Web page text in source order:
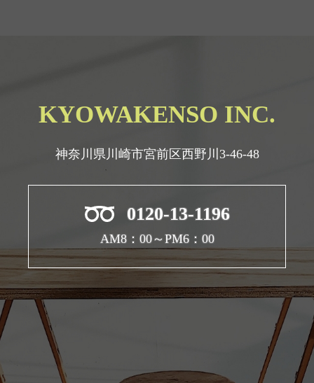
KYOWAKENSO INC.
神奈川県川崎市宮前区西野川3-46-48
0120-13-1196
AM8：00～PM6：00